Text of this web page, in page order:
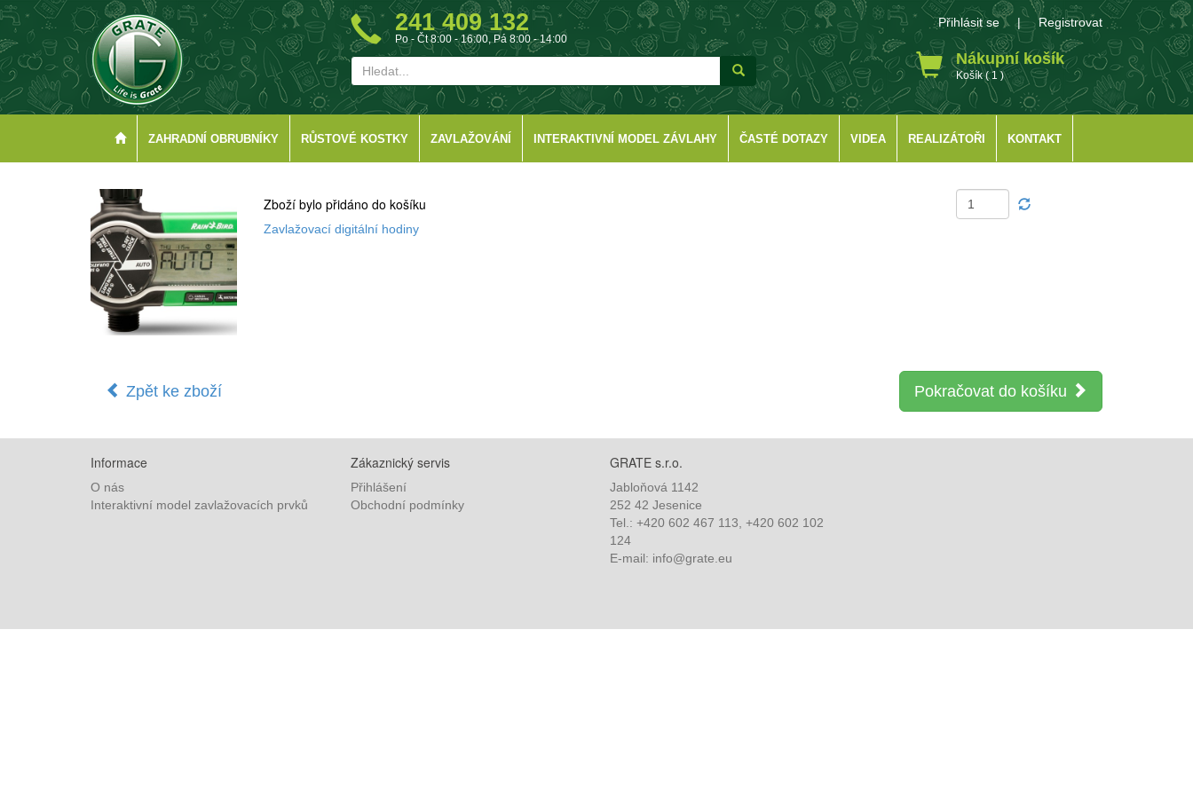
241 409 132
Po - Čt 8:00 - 16:00, Pá 8:00 - 14:00
Přihlásit se | Registrovat
Nákupní košík
Košík ( 1 )
ZAHRADNÍ OBRUBNÍKY RŮSTOVÉ KOSTKY ZAVLAŽOVÁNÍ INTERAKTIVNÍ MODEL ZÁVLAHY ČASTÉ DOTAZY VIDEA REALIZÁTOŘI KONTAKT
Zboží bylo přidáno do košíku
Zavlažovací digitální hodiny
Zpět ke zboží Pokračovat do košíku
Informace
O nás
Interaktivní model zavlažovacích prvků
Zákaznický servis
Přihlášení
Obchodní podmínky
GRATE s.r.o.
Jabloňová 1142
252 42 Jesenice
Tel.: +420 602 467 113, +420 602 102
124
E-mail: info@grate.eu